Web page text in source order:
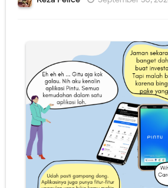
Selamat Datang 2024
5 Cara Menghadapi Komentar Negatif, Jangan
Layanan dan Digitalisasi BRI Mudahkan
Monitoring Paket Lewat Cekresi, Belanja dari
Berkat Lister Belajar Bahasa Asing Semakin Mudah,
SPOILER Novel Terbaru Keza Felice